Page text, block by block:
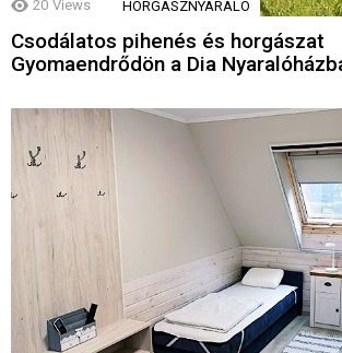
20 Views HORGÁSZNYARALÓ
Csodálatos pihenés és horgászat
Gyomaendrődön a Dia